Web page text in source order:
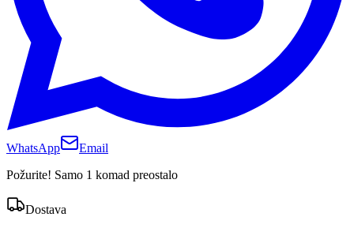
WhatsApp
Email
Požurite! Samo 1 komad preostalo
Dostava